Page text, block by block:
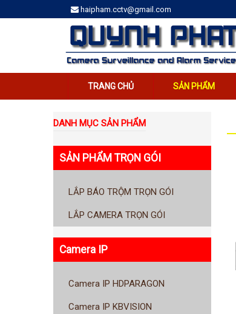
haipham.cctv@gmail.com
TRANG CHỦ SẢN PHẨM
DANH MỤC SẢN PHẨM
SẢN PHẨM TRỌN GÓI
LẮP BÁO TRỘM TRỌN GÓI
LẮP CAMERA TRỌN GÓI
Camera IP
Camera IP HDPARAGON
Camera IP KBVISION